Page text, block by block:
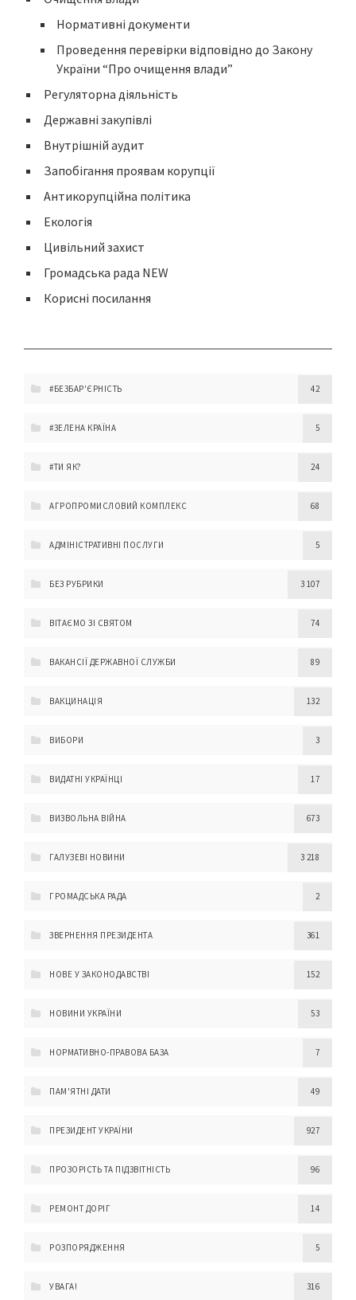
Нормативні документи
Проведення перевірки відповідно до Закону
України “Про очищення влади”
Регуляторна діяльність
Державні закупівлі
Внутрішній аудит
Запобігання проявам корупції
Антикорупційна політика
Екологія
Цивільний захист
Громадська рада NEW
Корисні посилання
#БЕЗБАР'ЄРНІСТЬ 42
#ЗЕЛЕНА КРАЇНА 5
#ТИ ЯК? 24
АГРОПРОМИСЛОВИЙ КОМПЛЕКС 68
АДМІНІСТРАТИВНІ ПОСЛУГИ 5
БЕЗ РУБРИКИ 3 107
ВІТАЄМО ЗІ СВЯТОМ 74
ВАКАНСІЇ ДЕРЖАВНОЇ СЛУЖБИ 89
ВАКЦИНАЦІЯ 132
ВИБОРИ 3
ВИДАТНІ УКРАЇНЦІ 17
ВИЗВОЛЬНА ВІЙНА 673
ГАЛУЗЕВІ НОВИНИ 3 218
ГРОМАДСЬКА РАДА 2
ЗВЕРНЕННЯ ПРЕЗИДЕНТА 361
НОВЕ У ЗАКОНОДАВСТВІ 152
НОВИНИ УКРАЇНИ 53
НОРМАТИВНО-ПРАВОВА БАЗА 7
ПАМ'ЯТНІ ДАТИ 49
ПРЕЗИДЕНТ УКРАЇНИ 927
ПРОЗОРІСТЬ ТА ПІДЗВІТНІСТЬ 96
РЕМОНТ ДОРІГ 14
РОЗПОРЯДЖЕННЯ 5
УВАГА! 316